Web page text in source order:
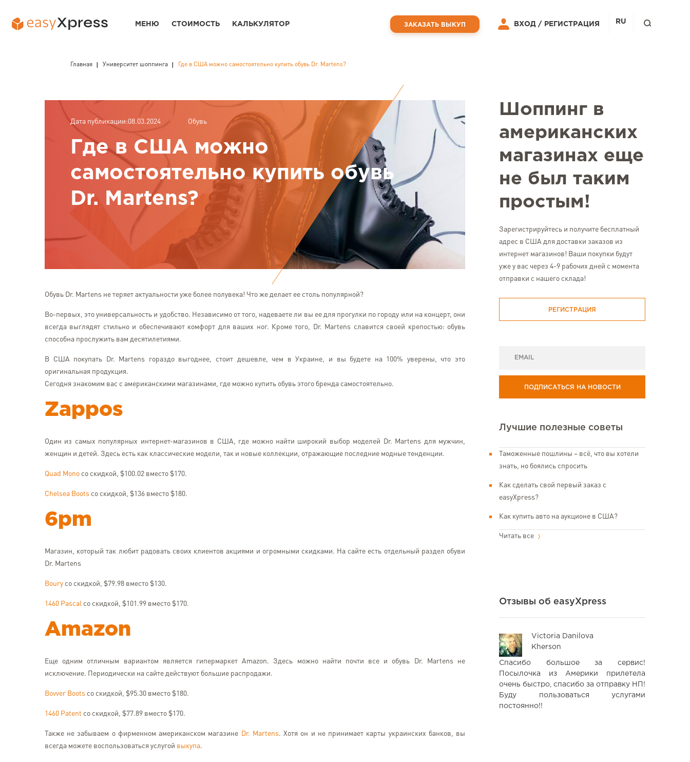
Главная Университет шоппинга Где в США можно самостоятельно купить обувь Dr. Martens?
Дата публикации:08.03.2024 Обувь
Где в США можно
самостоятельно купить обувь
Dr. Martens?
Обувь Dr. Martens не теряет актуальности уже более полувека! Что же делает ее столь популярной?
Во-первых, это универсальность и удобство. Независимо от того, надеваете ли вы ее для прогулки по городу или на концерт, они
всегда выглядят стильно и обеспечивают комфорт для ваших ног. Кроме того, Dr. Martens славится своей крепостью: обувь
способна прослужить вам десятилетиями.
В США покупать Dr. Martens гораздо выгоднее, стоит дешевле, чем в Украине, и вы будете на 100% уверены, что это
оригинальная продукция.
Сегодня знакомим вас с американскими магазинами, где можно купить обувь этого бренда самостоятельно.
Zappos
Один из самых популярных интернет-магазинов в США, где можно найти широкий выбор моделей Dr. Martens для мужчин,
женщин и детей. Здесь есть как классические модели, так и новые коллекции, отражающие последние модные тенденции.
Quad Mono со скидкой, $100.02 вместо $170.
Chelsea Boots со скидкой, $136 вместо $180.
6pm
Магазин, который так любит радовать своих клиентов акциями и огромными скидками. На сайте есть отдельный раздел обуви
Dr. Martens
Boury со скидкой, $79.98 вместо $130.
1460 Pascal со скидкой, $101.99 вместо $170.
Amazon
Еще одним отличным вариантом является гипермаркет Amazon. Здесь можно найти почти все и обувь Dr. Martens не
исключение. Периодически на сайте действуют большие распродажи.
Bovver Boots со скидкой, $95.30 вместо $180.
1460 Patent со скидкой, $77.89 вместо $170.
Также не забываем о фирменном американском магазине Dr. Martens. Хотя он и не принимает карты украинских банков, вы
всегда можете воспользоваться услугой выкупа.
Шоппинг в
американских
магазинах еще
не был таким
простым!
Зарегистрируйтесь и получите бесплатный
адрес в США для доставки заказов из
интернет магазинов! Ваши покупки будут
уже у вас через 4-9 рабочих дней с момента
отправки с нашего склада!
РЕГИСТРАЦИЯ
ПОДПИСАТЬСЯ НА НОВОСТИ
Лучшие полезные советы
Таможенные пошлины – всё, что вы хотели
знать, но боялись спросить
Как сделать свой первый заказ с
easyXpress?
Как купить авто на аукционе в США?
Читать все
Отзывы об easyXpress
Чудова служба пересилання пошти! Я
мене ніколи не виникає проблем із
Victoria Danilova
Kherson
Спасибо большое за сервис!
Посылочка из Америки прилетела
очень быстро, спасибо за отправку НП!
Буду пользоваться услугами
постоянно!!
МЕНЮ СТОИМОСТЬ КАЛЬКУЛЯТОР ЗАКАЗАТЬ ВЫКУП ВХОД / РЕГИСТРАЦИЯ RU